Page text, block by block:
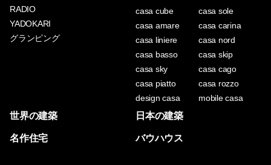
RADIO
YADOKARI
グランピング
casa cube
casa sole
casa amare
casa carina
casa liniere
casa nord
casa basso
casa skip
casa sky
casa cago
casa piatto
casa rozzo
design casa
mobile casa
世界の建築 日本の建築
名作住宅 バウハウス